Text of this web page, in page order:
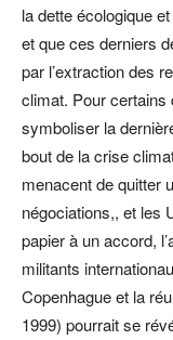
la dette écologique
et que ces derniers
par l’extraction des
climat. Pour certains
symboliser la
bout de la crise
menacent de quitter
négociations,, et les
papier à un accord,
militants
Copenhague et la
1999) pourrait se